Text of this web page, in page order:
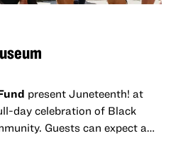
present Juneteenth! at
day celebration of Black
Guests can expect a